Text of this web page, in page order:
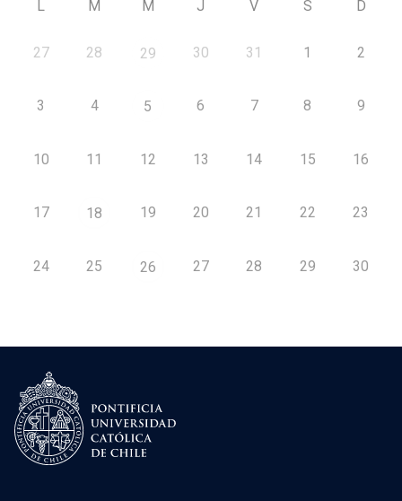
L M M J V S D
27 28 29 30 31 1 2
3 4 5 6 7 8 9
10 11 12 13 14 15 16
17 18 19 20 21 22 23
24 25 26 27 28 29 30